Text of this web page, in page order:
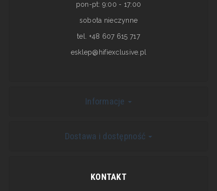
pon-pt: 9:00 - 17:00
sobota nieczynne
tel. +48 607 615 717
esklep@hifiexclusive.pl
Informacje
Dostawa i dostępność
KONTAKT